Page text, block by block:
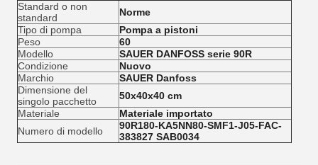
Standard o non
standard
Norme
Tipo di pompa
Pompa a pistoni
Peso
60
Modello
SAUER DANFOSS serie 90R
Condizione
Nuovo
Marchio
SAUER Danfoss
Dimensione del
singolo pacchetto
50x40x40 cm
Materiale
Materiale importato
Numero di modello
90R180-KA5NN80-SMF1-J05-FAC-
383827 SAB0034